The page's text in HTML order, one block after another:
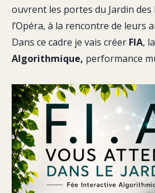
ouvrent les portes du Jardin des
l’Opéra, à la rencontre de leurs
Dans ce cadre je vais créer FIA, la
Algorithmique, performance